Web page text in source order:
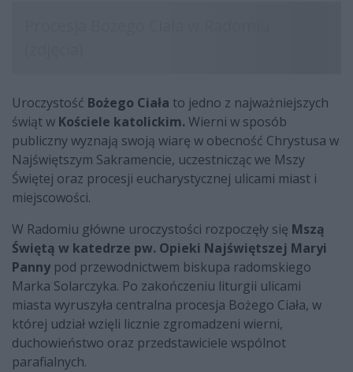
Uroczystość Bożego Ciała to jedno z najważniejszych
świąt w Kościele katolickim. Wierni w sposób
publiczny wyznają swoją wiarę w obecność Chrystusa w
Najświętszym Sakramencie, uczestnicząc we Mszy
Świętej oraz procesji eucharystycznej ulicami miast i
miejscowości.
W Radomiu główne uroczystości rozpoczęły się Mszą
Świętą w katedrze pw. Opieki Najświętszej Maryi
Panny pod przewodnictwem biskupa radomskiego
Marka Solarczyka. Po zakończeniu liturgii ulicami
miasta wyruszyła centralna procesja Bożego Ciała, w
której udział wzięli licznie zgromadzeni wierni,
duchowieństwo oraz przedstawiciele wspólnot
parafialnych.